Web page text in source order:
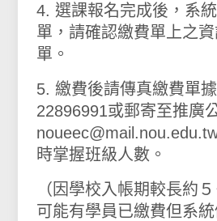
4. 選課報名完成後，系
單，請確認繳費單上之
單。
5. 繳費後請傳真繳費單
22896991或郵寄至推廣
時掌握班級人數。
（因學校入帳期較長約
可能有學員已繳費但系